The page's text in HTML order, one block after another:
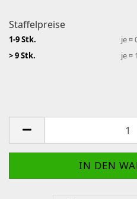
Staffelpreise
1-9 Stk.
je ¤
> 9 Stk.
je ¤